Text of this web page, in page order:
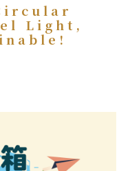
Circular
Light,